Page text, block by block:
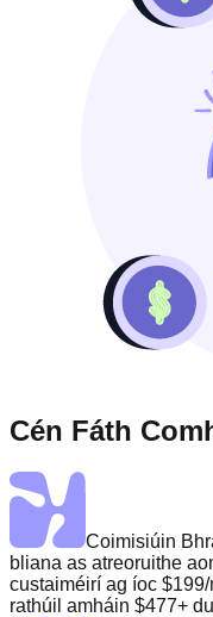
Cén Fáth
Coimisiúin
bliana as atreoruithe
custaiméirí ag íoc
rathúil amháin $477+